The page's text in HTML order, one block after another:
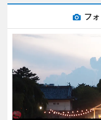
フ